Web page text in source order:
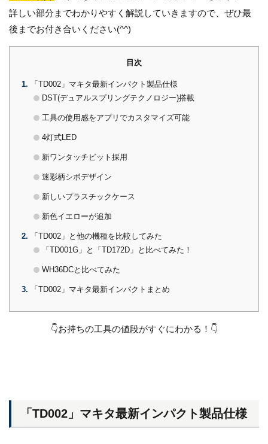
詳しい部分までわかりやすく解説していきますので、ぜひ最
後までお付き合いください(^^)
目次
1
「TD002」マキタ最新インパクト製品仕様
DST(デュアルスプリングテクノロジー)搭載
工具の使用感をアプリでカスタマイズ可能
4灯式LED
新ワンタッチビット採用
迷彩柄シボデザイン
新しいプラスチックケース
新色イエローが追加
2
「TD002」と他の機種を比較してみた
「TD001G」と「TD172D」と比べてみた！
WH36DCと比べてみた
3 「TD002」マキタ最新インパクトまとめ
👇お持ちの工具の値段がすぐにわかる！👇
「TD002」マキタ最新インパクト製品仕様